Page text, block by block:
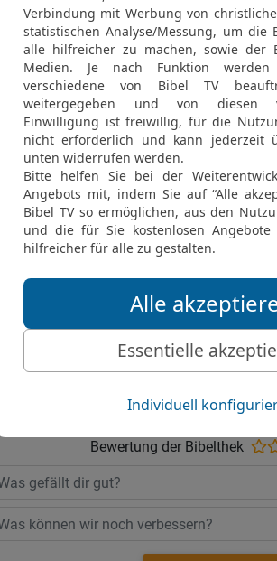
19
Das
20
sind
21
22
23
Möchtest du uns
Bewertung der Bibelthek